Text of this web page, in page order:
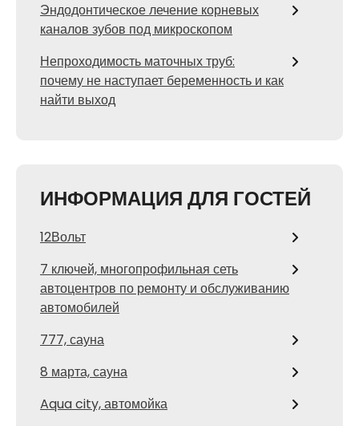
Эндодонтическое лечение корневых
каналов зубов под микроскопом
Непроходимость маточных труб:
почему не наступает беременность и как
найти выход
ИНФОРМАЦИЯ ДЛЯ ГОСТЕЙ
12Вольт
7 ключей, многопрофильная сеть
автоцентров по ремонту и обслуживанию
автомобилей
777, сауна
8 марта, сауна
Aqua city, автомойка